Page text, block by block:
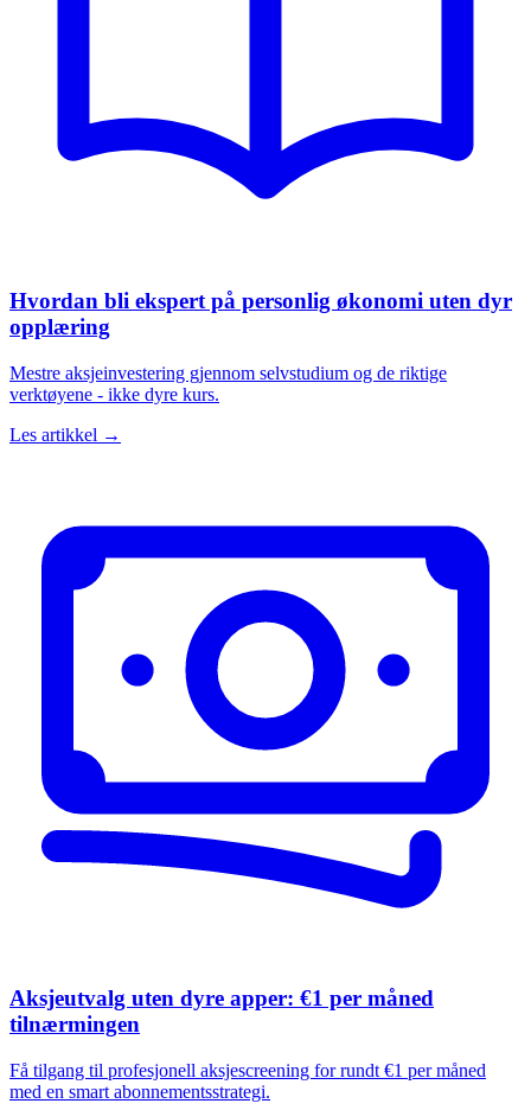
Hvordan bli ekspert på personlig økonomi uten dyr
opplæring
Mestre aksjeinvestering gjennom selvstudium og de riktige
verktøyene - ikke dyre kurs.
Les artikkel →
Aksjeutvalg uten dyre apper: €1 per måned
tilnærmingen
Få tilgang til profesjonell aksjescreening for rundt €1 per måned
med en smart abonnementsstrategi.